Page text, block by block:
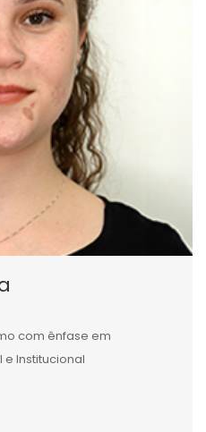
com ênfase em
Institucional